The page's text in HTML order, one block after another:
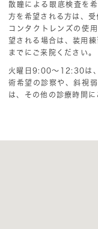
当院での北区眼科
で、
受診券をご持参の
しください。
実施期間は、7月1
2024年10月29日
せていただきま
しくお願いいたし
なお、眼鏡処方
ては、通常通り実
散瞳による眼底検査を
方を希望される方は、
コンタクトレンズの使
望される場合は、装用
までにご来院ください。
火曜日9:00～12:30は
術希望の診察や、斜視
は、その他の診療時間に